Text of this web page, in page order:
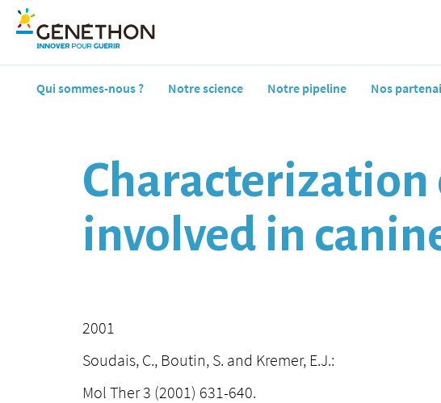
Qui sommes-nous ? Notre science Notre pipeline Nos
Characterization
involved in
2001
Soudais, C., Boutin, S. and Kremer, E.J.:
Mol Ther 3 (2001) 631-640.